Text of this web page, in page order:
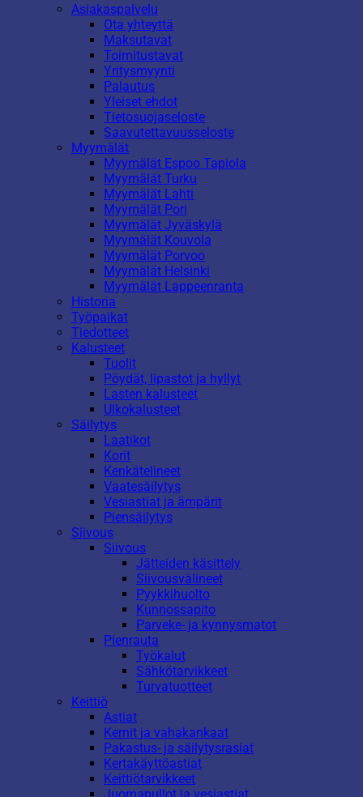
Asiakaspalvelu
Ota yhteyttä
Maksutavat
Toimitustavat
Yritysmyynti
Palautus
Yleiset ehdot
Tietosuojaseloste
Saavutettavuusseloste
Myymälät
Myymälät Espoo Tapiola
Myymälät Turku
Myymälät Lahti
Myymälät Pori
Myymälät Jyväskylä
Myymälät Kouvola
Myymälät Porvoo
Myymälät Helsinki
Myymälät Lappeenranta
Historia
Työpaikat
Tiedotteet
Kalusteet
Tuolit
Pöydät, lipastot ja hyllyt
Lasten kalusteet
Ulkokalusteet
Säilytys
Laatikot
Korit
Kenkätelineet
Vaatesäilytys
Vesiastiat ja ämpärit
Piensäilytys
Siivous
Siivous
Jätteiden käsittely
Siivousvälineet
Pyykkihuolto
Kunnossapito
Parveke- ja kynnysmatot
Pienrauta
Työkalut
Sähkötarvikkeet
Turvatuotteet
Keittiö
Astiat
Kernit ja vahakankaat
Pakastus- ja säilytysrasiat
Kertakäyttöastiat
Keittiötarvikkeet